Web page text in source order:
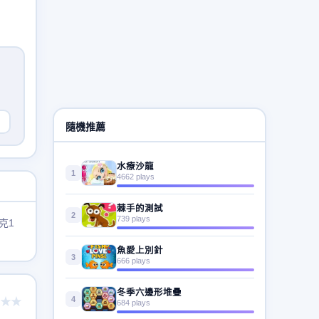
1
隨機推薦
1
水療沙龍
4662 plays
2
棘手的測試
739 plays
3
魚愛上別針
666 plays
4
冬季六邊形堆疊
684 plays